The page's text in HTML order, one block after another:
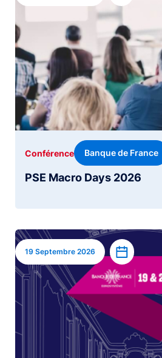
PSE Macro Days 2026
Conférence Banque de France
Image
19 Septembre 2026